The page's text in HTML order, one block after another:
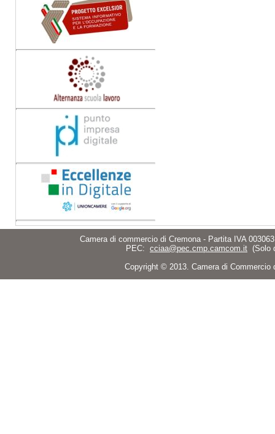
Camera di commercio di Cremona - Partita IVA
PEC: cciaa@pec.cmp.camcom.it (Solo
Copyright © 2013. Camera di